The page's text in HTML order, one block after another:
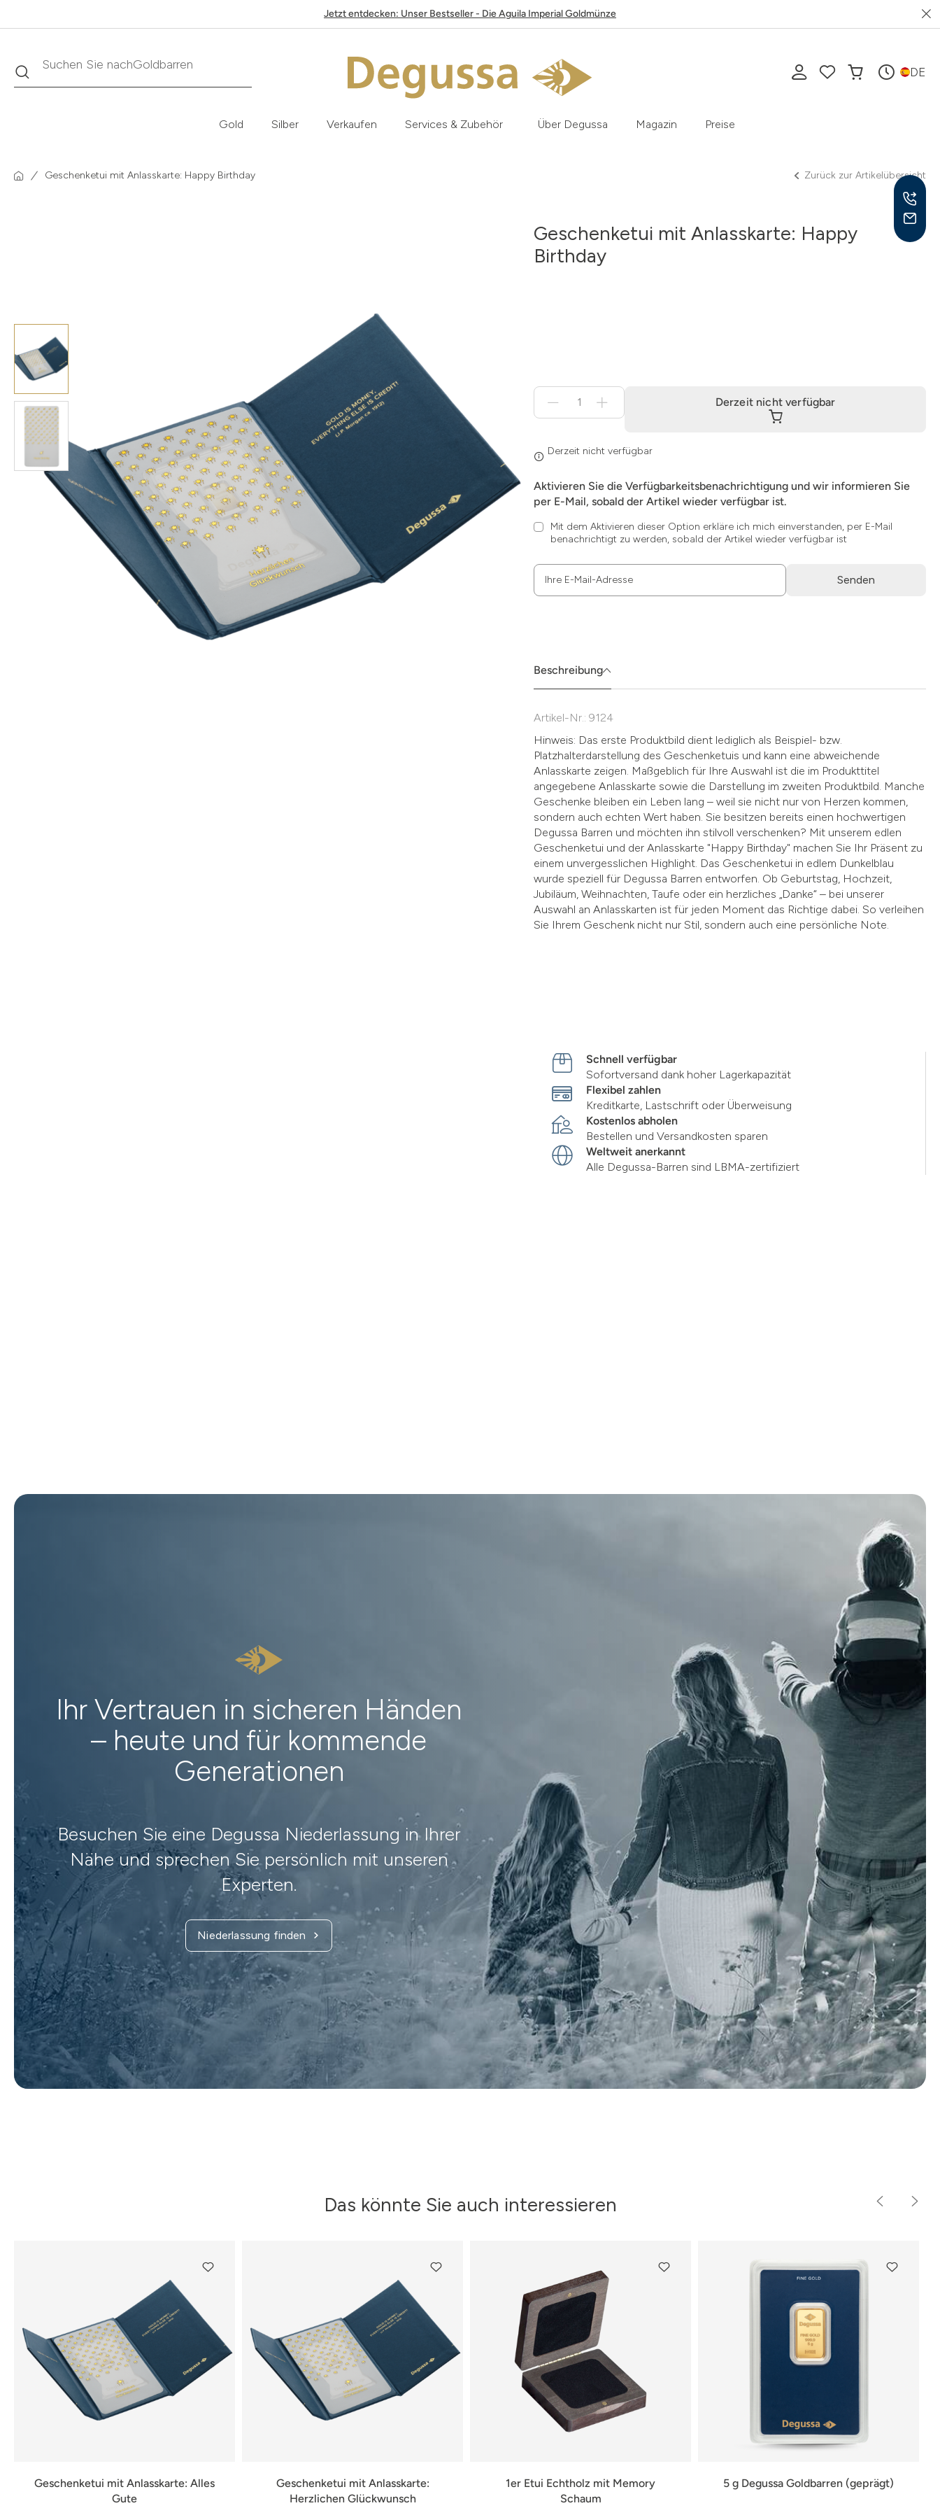
Jetzt entdecken: Unser Bestseller - Die Aguila Imperial Goldmünze
Suche Suchen Sie nachKrügerrand DE
Gold Silber Verkaufen Services & Zubehör Über Degussa Magazin Preise
Geschenketui mit Anlasskarte: Happy Birthday Zurück zur Artikelübersicht
Geschenketui mit Anlasskarte: Happy
Birthday
für
Derzeit
verfügbar
Derzeit nicht verfügbar
Derzeit nicht verfügbar
Aktivieren Sie die Verfügbarkeitsbenachrichtigung und wir informieren Sie
per E-Mail, sobald der Artikel wieder verfügbar ist.
Mit dem Aktivieren dieser Option erkläre ich mich einverstanden, per E-Mail
benachrichtigt zu werden, sobald der Artikel wieder verfügbar ist
Ihre E-Mail-Adresse
Senden
die
Beschreibung
Artikel-Nr.: 9124
Hinweis: Das erste Produktbild dient lediglich als Beispiel- bzw.
Platzhalterdarstellung des Geschenketuis und kann eine abweichende
Anlasskarte zeigen. Maßgeblich für Ihre Auswahl ist die im Produkttitel
angegebene Anlasskarte sowie die Darstellung im zweiten Produktbild. Manche
Geschenke bleiben ein Leben lang – weil sie nicht nur von Herzen kommen,
sondern auch echten Wert haben. Sie besitzen bereits einen hochwertigen
Degussa Barren und möchten ihn stilvoll verschenken? Mit unserem edlen
Geschenketui und der Anlasskarte "Happy Birthday" machen Sie Ihr Präsent zu
einem unvergesslichen Highlight. Das Geschenketui in edlem Dunkelblau
wurde speziell für Degussa Barren entworfen. Ob Geburtstag, Hochzeit,
Jubiläum, Weihnachten, Taufe oder ein herzliches „Danke“ – bei unserer
Auswahl an Anlasskarten ist für jeden Moment das Richtige dabei. So verleihen
Sie Ihrem Geschenk nicht nur Stil, sondern auch eine persönliche Note.
Schnell verfügbar
Sofortversand dank hoher Lagerkapazität
Flexibel zahlen
Kreditkarte, Lastschrift oder Überweisung
Kostenlos abholen
Bestellen und Versandkosten sparen
Weltweit anerkannt
Alle Degussa-Barren sind LBMA-zertifiziert
Ihr Vertrauen in sicheren Händen
– heute und für kommende
Generationen
Besuchen Sie eine Degussa Niederlassung in Ihrer
Nähe und sprechen Sie persönlich mit unseren
Experten.
Niederlassung finden
Das könnte Sie auch interessieren
Geschenketui mit Anlasskarte: Alles
Gute
Geschenketui mit Anlasskarte:
Herzlichen Glückwunsch
1er Etui Echtholz mit Memory
Schaum
5 g Degussa Goldbarren (geprägt)